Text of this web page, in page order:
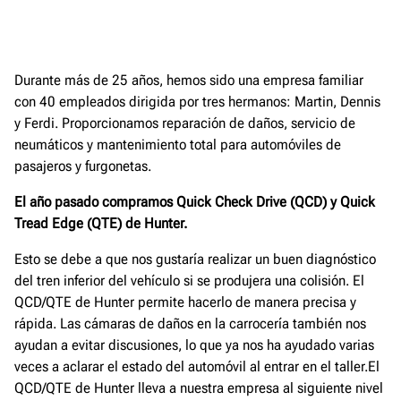
Durante más de 25 años, hemos sido una empresa familiar
con 40 empleados dirigida por tres hermanos: Martin, Dennis
y Ferdi. Proporcionamos reparación de daños, servicio de
neumáticos y mantenimiento total para automóviles de
pasajeros y furgonetas.
El año pasado compramos Quick Check Drive (QCD) y Quick
Tread Edge (QTE) de Hunter.
Esto se debe a que nos gustaría realizar un buen diagnóstico
del tren inferior del vehículo si se produjera una colisión. El
QCD/QTE de Hunter permite hacerlo de manera precisa y
rápida. Las cámaras de daños en la carrocería también nos
ayudan a evitar discusiones, lo que ya nos ha ayudado varias
veces a aclarar el estado del automóvil al entrar en el taller.El
QCD/QTE de Hunter lleva a nuestra empresa al siguiente nivel